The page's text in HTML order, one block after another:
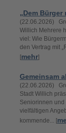
„Dem
(22.06.2026)
Willich Mehrere
viel: Wie
den Vertrag mit
[mehr]
Gemeinsam
(22.06.2026)
Stadt Willich
Seniorinnen
vielfältigen
kommende... [